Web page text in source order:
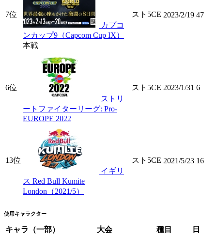
7位
カプコ
ンカップ9（Capcom Cup IX）
本戦
スト5CE 2023/2/19 47
6位
ストリ
ートファイターリーグ: Pro-
EUROPE 2022
スト5CE 2023/1/31 6
13位
イギリ
ス Red Bull Kumite
London（2021/5）
スト5CE 2021/5/23 16
使用キャラクター
キャラ（一部） 大会 種目 日